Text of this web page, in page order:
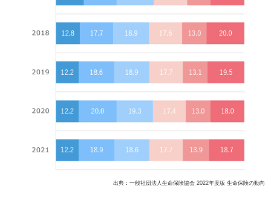
出典：一般社団法人生命保険協会 2022年度版 生命保険の動向